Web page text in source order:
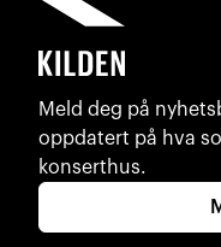
Meld deg på
oppdatert på hva
konserthus.